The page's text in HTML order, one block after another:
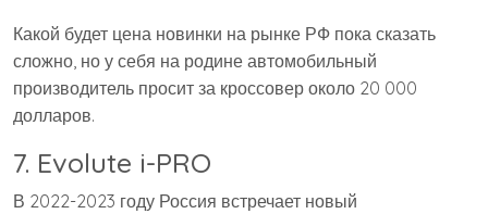
Какой будет цена новинки на рынке РФ пока сказать
сложно, но у себя на родине автомобильный
производитель просит за кроссовер около 20 000
долларов.
7. Evolute i-PRO
В 2022-2023 году Россия встречает новый